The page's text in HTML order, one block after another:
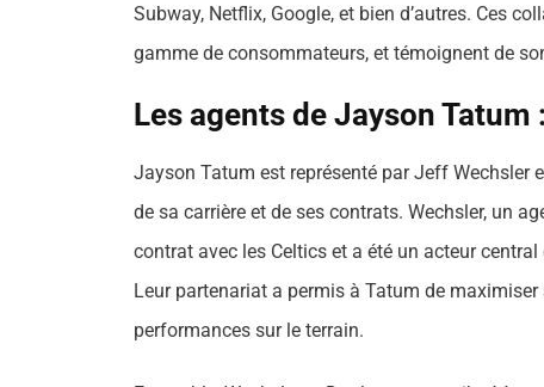
Subway, Netflix, Google, et bien d’autres. Ces
gamme de consommateurs, et témoignent de
Les agents de Jayson
Jayson Tatum est représenté par Jeff Wechsler
de sa carrière et de ses contrats. Wechsler, un
contrat avec les Celtics et a été un acteur
Leur partenariat a permis à Tatum de
performances sur le terrain.